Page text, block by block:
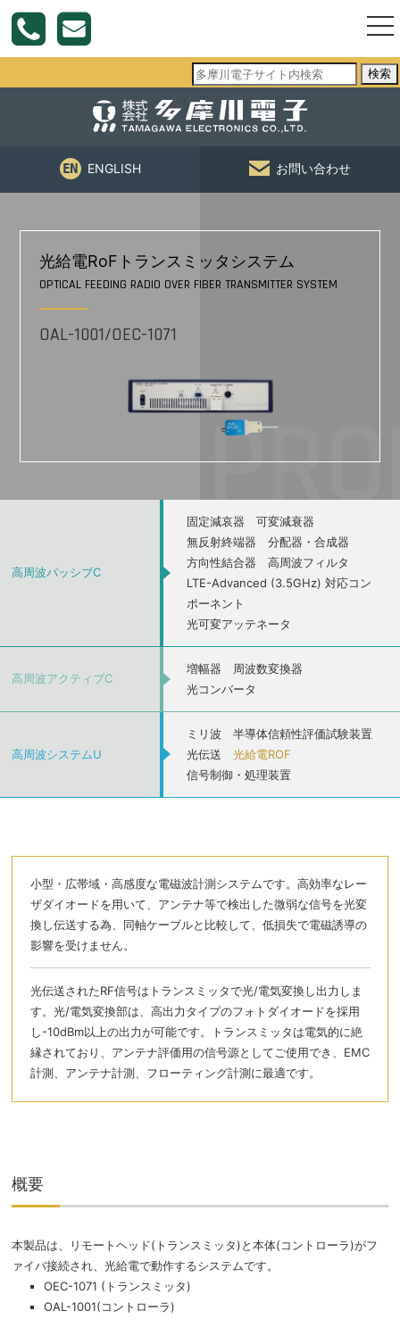
検索
ENGLISH お問い合わせ
光給電RoFトランスミッタシステム
OPTICAL FEEDING RADIO OVER FIBER TRANSMITTER SYSTEM
OAL-1001/OEC-1071
高周波パッシブC
固定減哀器
可変減衰器
無反射終端器
分配器・合成器
方向性結合器
高周波フィルタ
LTE-Advanced (3.5GHz) 対応コン
ポーネント
光可変アッテネータ
高周波アクティブC
増幅器
周波数変換器
光コンバータ
高周波システムU
ミリ波
半導体信頼性評価試験装置
光伝送
光給電ROF
信号制御・処理装置
小型・広帯域・高感度な電磁波計測システムです。高効率なレー
ザダイオードを用いて、アンテナ等で検出した微弱な信号を光変
換し伝送する為、同軸ケーブルと比較して、低損失で電磁誘導の
影響を受けません。
光伝送されたRF信号はトランスミッタで光/電気変換し出力しま
す。光/電気変換部は、高出力タイプのフォトダイオードを採用
し-10dBm以上の出力が可能です。トランスミッタは電気的に絶
縁されており、アンテナ評価用の信号源としてご使用でき、EMC
計測、アンテナ計測、フローティング計測に最適です。
概要
本製品は、リモートヘッド(トランスミッタ)と本体(コントローラ)がフ
ァイバ接続され、光給電で動作するシステムです。
OEC-1071 (トランスミッタ)
OAL-1001(コントローラ)